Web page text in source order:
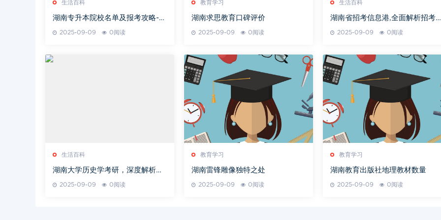
生活百科
湖南专升本院校名单及报考攻略-升
2025-09-09 0阅读
教育学习
湖南求思教育口碑评价
2025-09-09 0阅读
生活百科
湖南省招考信息港,全面解析招考
讯与备考策略-考生必备指南
2025-09-09 0阅读
生活百科
湖南大学历史学考研，深度解析备
2025-09-09 0阅读
教育学习
湖南雷锋雕像独特之处
2025-09-09 0阅读
教育学习
湖南教育出版社地理教材数量
2025-09-09 0阅读